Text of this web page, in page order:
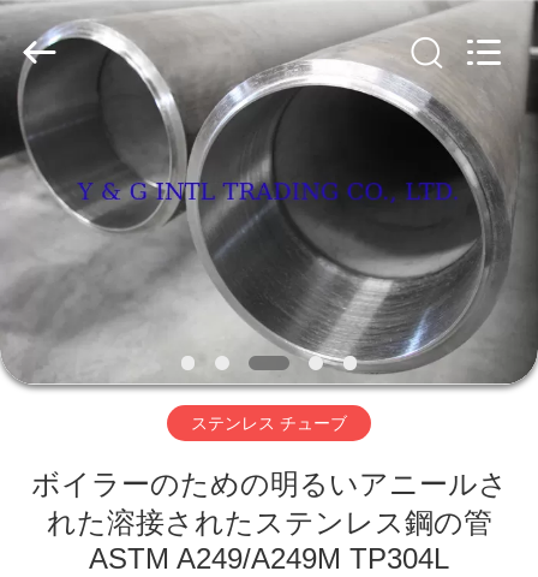
家
プ
ロ
ダ
ク
私
2026
Y
G
International
Trading
Company
Limited.
Rights
Reserved.
ステンレス チューブ
ボイラーのための明るいアニールさ
れた溶接されたステンレス鋼の管
ASTM A249/A249M TP304L